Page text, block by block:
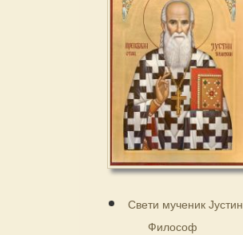
Свети мученик Јустин
Философ